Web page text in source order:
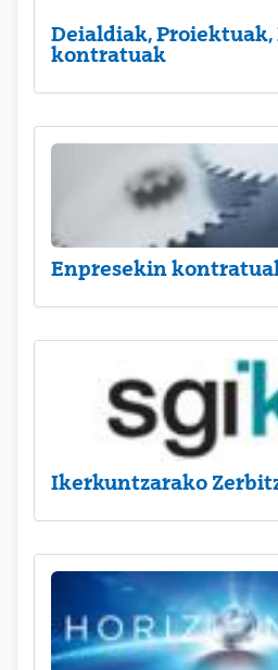
Deialdiak,
kontratuak
Enpresekin
Ikerkuntzarako